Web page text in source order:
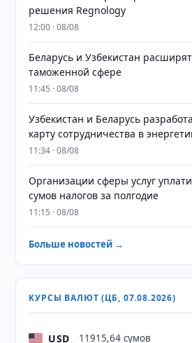
решения Regnology
12:00 · 08/08
Беларусь и Узбекистан
таможенной сфере
11:45 · 08/08
Узбекистан и Беларусь
карту сотрудничества в
11:34 · 08/08
Организации сферы услуг
сумов налогов за полгодие
11:15 · 08/08
Больше новостей →
КУРСЫ ВАЛЮТ (ЦБ, 07.08.2026)
USD 11915,64 сумов